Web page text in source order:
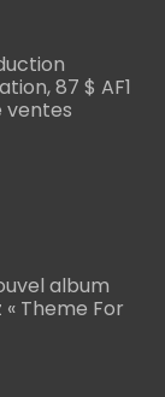
87 $ AF1
ventes
album
« Theme For